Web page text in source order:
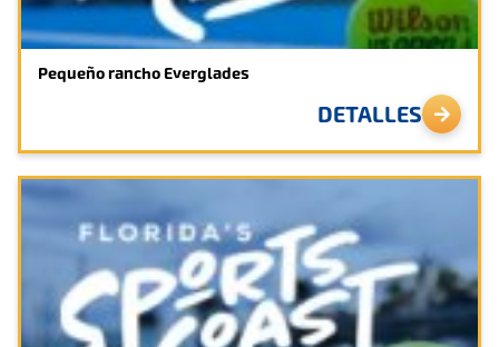
Pequeño rancho Everglades
DETALLES